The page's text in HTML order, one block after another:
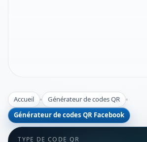
Accueil
Générateur de codes QR
Générateur de codes QR Facebook
TYPE DE CODE QR